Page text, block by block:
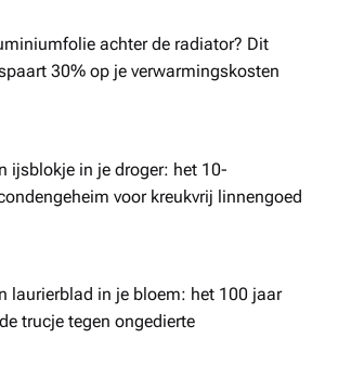
achter de radiator? Dit
30% op je verwarmingskosten
ijsblokje in je droger: het 10-
voor kreukvrij linnengoed
laurierblad in je bloem: het 100 jaar
trucje tegen ongedierte